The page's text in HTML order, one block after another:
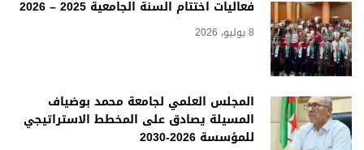
فعاليات اختتام السنة الجامعية 2025 – 2026
8 يوليو، 2026
المجلس العلمي لجامعة محمد بوضياف
المسيلة يصادق على المخطط الاستراتيجي
للمؤسسة 2026-2030